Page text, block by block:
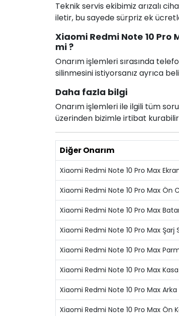
Teknik servis ekibimiz arızalı
iletir, bu sayede sürpriz ek
Xiaomi Redmi Note 10
mi ?
Onarım işlemleri sırasında
silinmesini istiyorsanız ayrıca
Daha fazla bilgi
Onarım işlemleri ile ilgili tüm
üzerinden bizimle irtibat
Diğer Onarım
Xiaomi Redmi Note 10 Pro Max
Xiaomi Redmi Note 10 Pro Max Ön
Xiaomi Redmi Note 10 Pro Max
Xiaomi Redmi Note 10 Pro Max Şarj
Xiaomi Redmi Note 10 Pro Max
Xiaomi Redmi Note 10 Pro Max
Xiaomi Redmi Note 10 Pro Max
Xiaomi Redmi Note 10 Pro Max Ön